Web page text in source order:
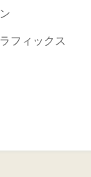
フィックス